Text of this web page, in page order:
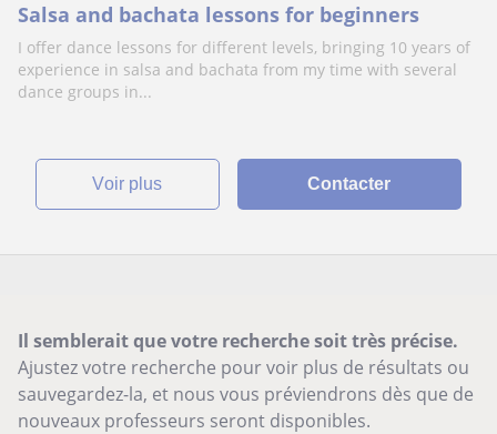
Salsa and bachata lessons for beginners
I offer dance lessons for different levels, bringing 10 years of
experience in salsa and bachata from my time with several
dance groups in...
voir plus Contacter
Il semblerait que votre recherche soit très précise.
Ajustez votre recherche pour voir plus de résultats ou
sauvegardez-la, et nous vous préviendrons dès que de
nouveaux professeurs seront disponibles.